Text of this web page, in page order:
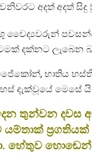
අදත් අදත් සිදු
වෛද්‍යවරුන්
දක්නට ලැබෙන
භාතිය
දැක්වූයේ මෙසේ යි.
තුන්වන දවස
ප්‍රගතියක්
හේතුව